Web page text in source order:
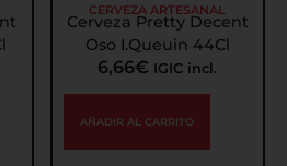
CERVEZA ARTESANAL
Cerveza Pretty Decent
Oso I.Queuin 44Cl
6,66€ IGIC incl.
AÑADIR AL CARRITO